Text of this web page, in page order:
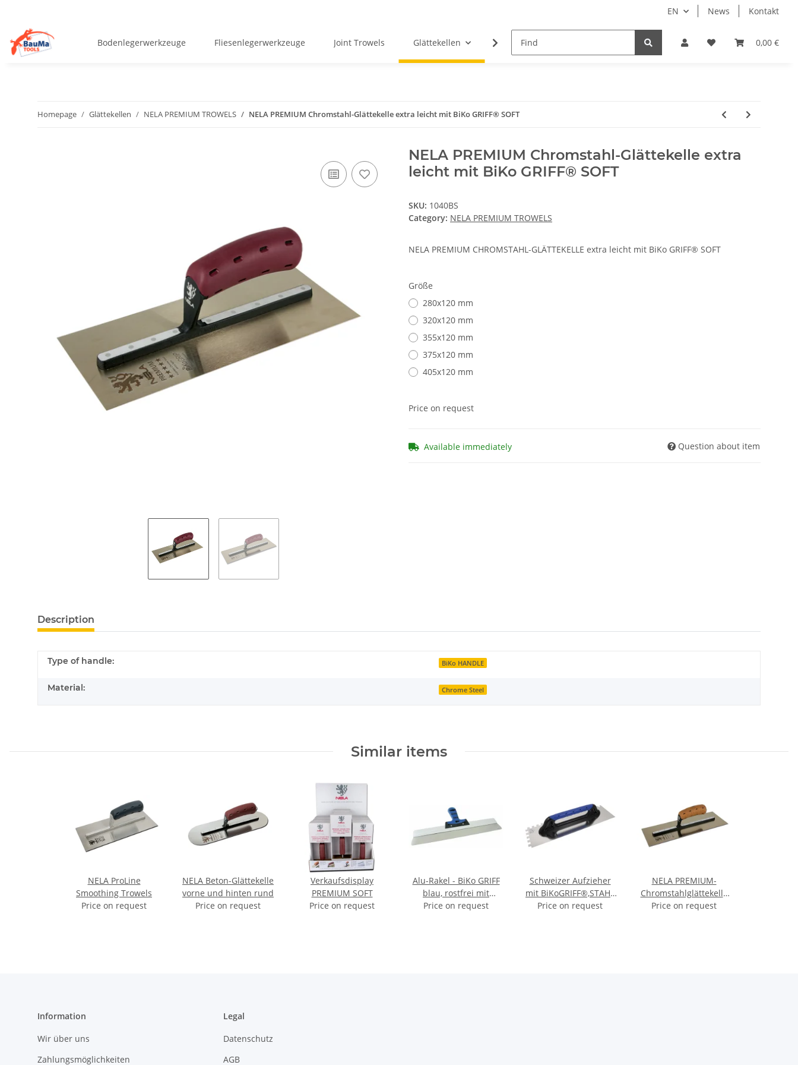
EN News Kontakt
0,00 €
Bodenlegerwerkzeuge Fliesenlegerwerkzeuge Joint Trowels Glättekellen Putty Knife Messwerkzeuge Reibebretter
Homepage Glättekellen NELA PREMIUM TROWELS NELA PREMIUM Chromstahl-Glättekelle extra leicht mit BiKo GRIFF® SOFT
NELA PREMIUM Chromstahl-Glättekelle extra
leicht mit BiKo GRIFF® SOFT
SKU: 1040BS
Category: NELA PREMIUM TROWELS
NELA PREMIUM CHROMSTAHL-GLÄTTEKELLE extra leicht mit BiKo GRIFF® SOFT
Größe
280x120 mm
320x120 mm
355x120 mm
375x120 mm
405x120 mm
Price on request
Available immediately Question about item
Description
Type of handle: BiKo HANDLE
Material: Chrome Steel
Similar items
NELA ProLine
Smoothing Trowels
Price on request
NELA Beton-Glättekelle
vorne und hinten rund
Price on request
Verkaufsdisplay
PREMIUM SOFT
Price on request
Alu-Rakel - BiKo GRIFF
blau, rostfrei mit
runden Ecken 400 -
Price on request
Schweizer Aufzieher
mit BiKoGRIFF®,STAHL
oder rostfrei, gezahnt,
Price on request
NELA PREMIUM-
Chromstahlglättekelle
extra leicht mit BiKo
Price on request
Information
Wir über uns
Zahlungsmöglichkeiten
Legal
Datenschutz
AGB